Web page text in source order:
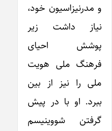
و مدرنیزاسیون خود،
نیاز داشت زیر
پوشش احیای
فرهنگ ملی هویت
ملی را نیز از بین
ببرد. او با در پیش
گرفتن شووینیسم